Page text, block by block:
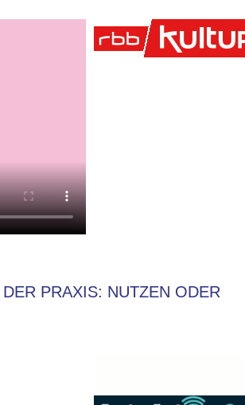
PRAXIS: NUTZEN ODER